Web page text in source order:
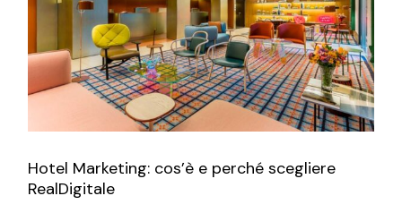
Hotel Marketing: cos’è e perché scegliere
RealDigitale